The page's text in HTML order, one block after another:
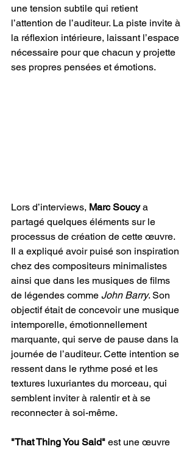
une tension subtile qui retient
l’attention de l’auditeur. La piste invite à
la réflexion intérieure, laissant l’espace
nécessaire pour que chacun y projette
ses propres pensées et émotions.
Lors d’interviews, Marc Soucy a
partagé quelques éléments sur le
processus de création de cette œuvre.
Il a expliqué avoir puisé son inspiration
chez des compositeurs minimalistes
ainsi que dans les musiques de films
de légendes comme John Barry. Son
objectif était de concevoir une musique
intemporelle, émotionnellement
marquante, qui serve de pause dans la
journée de l’auditeur. Cette intention se
ressent dans le rythme posé et les
textures luxuriantes du morceau, qui
semblent inviter à ralentir et à se
reconnecter à soi-même.
"That Thing You Said" est une œuvre